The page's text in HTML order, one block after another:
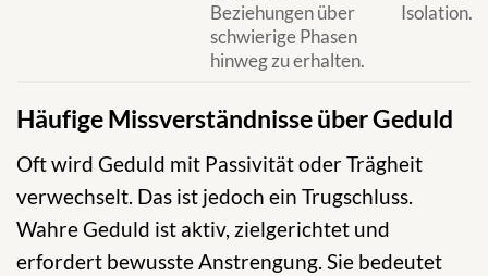
Beziehungen über
schwierige Phasen
hinweg zu erhalten.
Isolation.
Häufige Missverständnisse über Geduld
Oft wird Geduld mit Passivität oder Trägheit
verwechselt. Das ist jedoch ein Trugschluss.
Wahre Geduld ist aktiv, zielgerichtet und
erfordert bewusste Anstrengung. Sie bedeutet